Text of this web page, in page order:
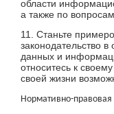
области
а также по
11. Станьте
законодательство
данных и
относитесь к
своей жизни
Нормативно-правовая